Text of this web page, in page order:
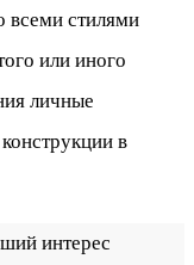
всеми стилями
или иного
личные
в
интерес